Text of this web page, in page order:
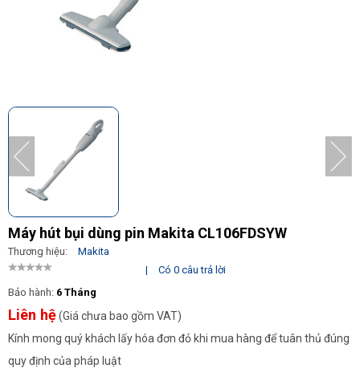
Máy hút bụi dùng pin Makita CL106FDSYW
Thương hiệu:
Makita
|
Có 0 câu trả lời
Bảo hành: 6 Tháng
Liên hệ(Giá chưa bao gồm VAT)
Kính mong quý khách lấy hóa đơn đỏ khi mua hàng để tuân thủ đúng
quy định của pháp luật